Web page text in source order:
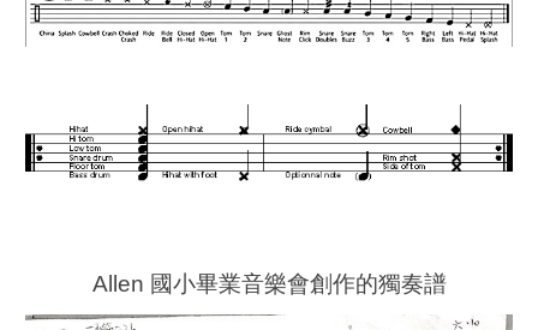
Allen 國小畢業音樂會創作的獨奏譜